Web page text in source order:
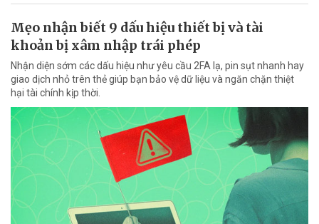
Mẹo nhận biết 9 dấu hiệu thiết bị và tài
khoản bị xâm nhập trái phép
Nhận diện sớm các dấu hiệu như yêu cầu 2FA lạ, pin sụt nhanh hay
giao dịch nhỏ trên thẻ giúp bạn bảo vệ dữ liệu và ngăn chặn thiệt
hại tài chính kịp thời.